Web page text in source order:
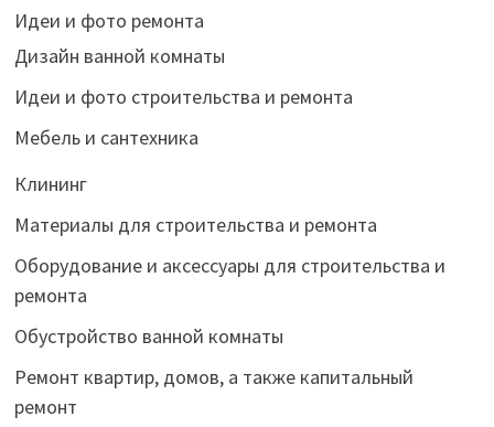
Идеи и фото ремонта
Дизайн ванной комнаты
Идеи и фото строительства и ремонта
Мебель и сантехника
Клининг
Материалы для строительства и ремонта
Оборудование и аксессуары для строительства и
ремонта
Обустройство ванной комнаты
Ремонт квартир, домов, а также капитальный
ремонт